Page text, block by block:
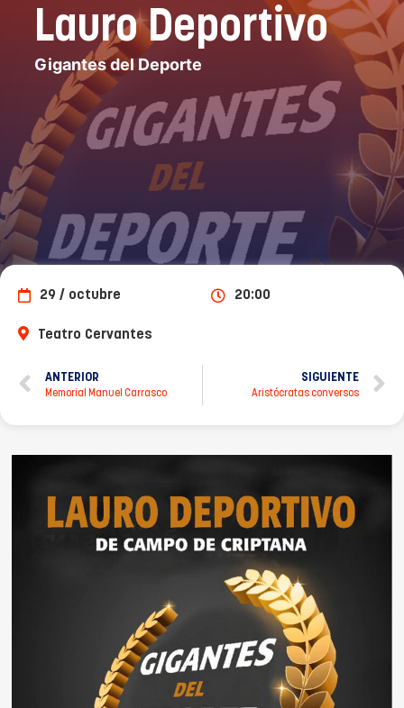
Lauro Deportivo
Gigantes del Deporte
29 / octubre 20:00
Teatro Cervantes
ANTERIOR
Memorial Manuel Carrasco
SIGUIENTE
Aristócratas conversos